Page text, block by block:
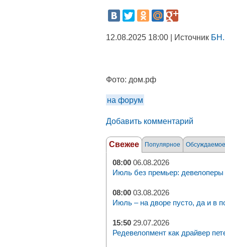
12.08.2025 18:00 | Источник
Фото: дом.рф
на форум
Добавить комментарий
Свежее Популярное Обсуждаемое
08:00 06.08.2026
Июль без премьер: девелоперы
08:00 03.08.2026
Июль – на дворе пусто, да и в
15:50 29.07.2026
Редевелопмент как драйвер